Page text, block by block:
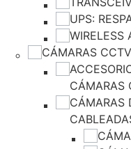
UPS:
WIRELESS
CÁMARAS CCTV
CÁMARAS
CÁMARAS